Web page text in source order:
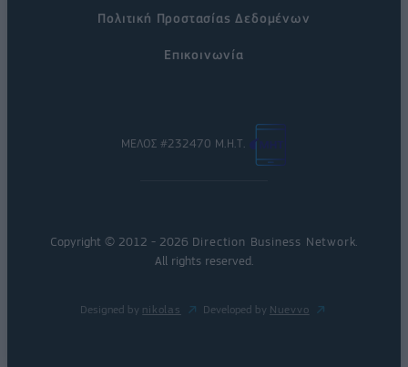
Πολιτική Προστασίας Δεδομένων
Επικοινωνία
ΜΕΛΟΣ #232470 Μ.Η.Τ.
Copyright © 2012 - 2026 Direction Business Network
All rights reserved.
Designed by nikolas Developed by Nuevvo